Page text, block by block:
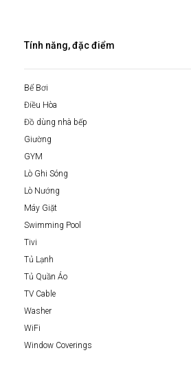
Tính năng, đặc điểm
Bể Bơi
Điều Hòa
Đồ dùng nhà bếp
Giường
GYM
Lò Ghi Sóng
Lò Nướng
Máy Giặt
Swimming Pool
Tivi
Tủ Lạnh
Tủ Quần Áo
TV Cable
Washer
WiFi
Window Coverings